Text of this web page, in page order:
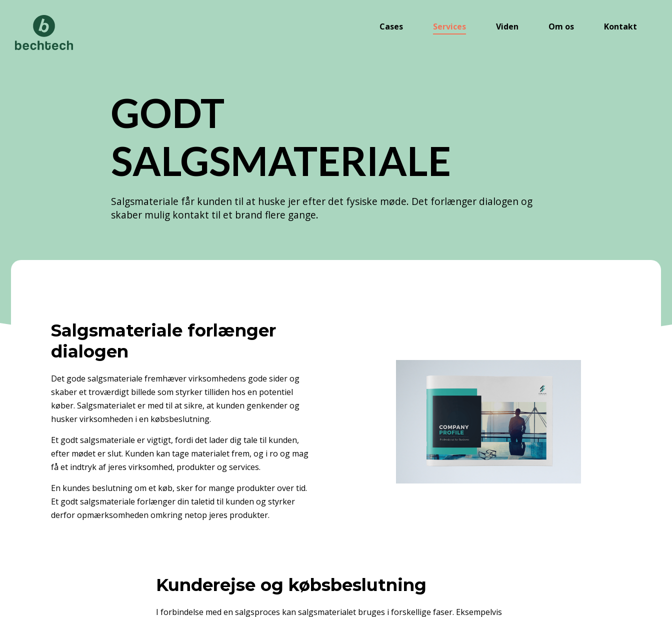
Cases Services Viden Om os Kontakt
GODT
SALGSMATERIALE
Salgsmateriale får kunden til at huske jer efter det fysiske møde. Det forlænger dialogen og
skaber mulig kontakt til et brand flere gange.
Salgsmateriale forlænger
dialogen
Det gode salgsmateriale fremhæver virksomhedens gode sider og
skaber et troværdigt billede som styrker tilliden hos en potentiel
køber. Salgsmaterialet er med til at sikre, at kunden genkender og
husker virksomheden i en købsbeslutning.
Et godt salgsmateriale er vigtigt, fordi det lader dig tale til kunden,
efter mødet er slut. Kunden kan tage materialet frem, og i ro og mag
få et indtryk af jeres virksomhed, produkter og services.
En kundes beslutning om et køb, sker for mange produkter over tid.
Et godt salgsmateriale forlænger din taletid til kunden og styrker
derfor opmærksomheden omkring netop jeres produkter.
Kunderejse og købsbeslutning
I forbindelse med en salgsproces kan salgsmaterialet bruges i forskellige faser. Eksempelvis